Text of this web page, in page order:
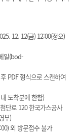
12. 12(금) 12:00(정오)
일(bod-
PDF 형식으로 스캔하여
도착분에 한함)
단로 120 한국가스공사
부)
외 방문접수 불가